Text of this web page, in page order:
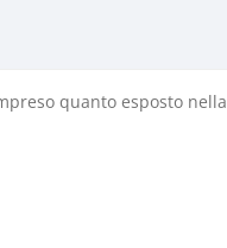
quanto esposto nella